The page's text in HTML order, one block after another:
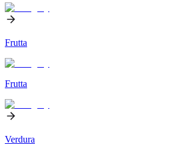
Frutta
Frutta
Verdura